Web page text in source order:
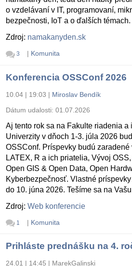
o vzdelávaní v IT, programovaní,
bezpečnosti, IoT a o ďalších témach.
Zdroj: namakanyden.sk
3 | Komunita
Konferencia OSSConf 2026
10.04 | 19:03 | Miroslav Bendík
Dátum udalosti: 01.07.2026
Aj tento rok sa na Fakulte riadenia a
Univerzity v dňoch 1-3. júla 2026
OSSConf. Príspevky budú zaradené
LATEX, R a ich priatelia, Vývoj
Open GIS & Open Data, Open
Kyberbezpečnosť. Vlastné
do 10. júna 2026. Tešíme sa na
Zdroj: Web konferencie
1 | Komunita
Prihláste prednášku na 4.
24.01 | 14:45 | MarekGalinski